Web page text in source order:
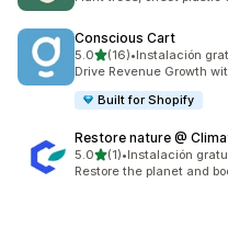
Conscious Cart
5.0de 5 estrellas
(16)
16 reseñas en total
•Instalación
Drive Revenue Growth
Built for Shopify
Restore nature @
5.0de 5 estrellas
(1)
1 reseñas en total
•Instalación
Restore the planet and